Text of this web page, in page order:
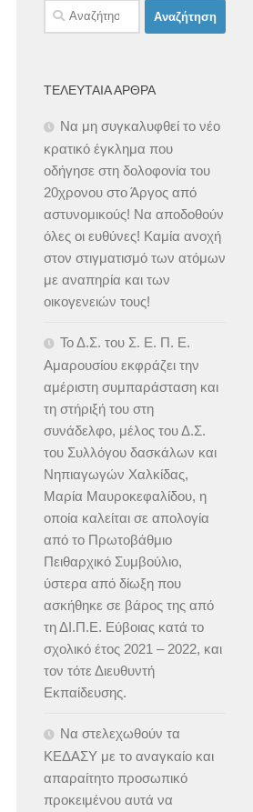
Αναζήτηση
για:
ΤΕΛΕΥΤΑΊΑ ΆΡΘΡΑ
Να μη συγκαλυφθεί το νέο
κρατικό έγκλημα που
οδήγησε στη δολοφονία του
20χρονου στο Άργος από
αστυνομικούς! Να αποδοθούν
όλες οι ευθύνες! Καμία ανοχή
στον στιγματισμό των ατόμων
με αναπηρία και των
οικογενειών τους!
Το Δ.Σ. του Σ. Ε. Π. Ε.
Αμαρουσίου εκφράζει την
αμέριστη συμπαράσταση και
τη στήριξή του στη
συνάδελφο, μέλος του Δ.Σ.
του Συλλόγου δασκάλων και
Νηπιαγωγών Χαλκίδας,
Μαρία Μαυροκεφαλίδου, η
οποία καλείται σε απολογία
από το Πρωτοβάθμιο
Πειθαρχικό Συμβούλιο,
ύστερα από δίωξη που
ασκήθηκε σε βάρος της από
τη ΔΙ.Π.Ε. Εύβοιας κατά το
σχολικό έτος 2021 – 2022, και
τον τότε Διευθυντή
Εκπαίδευσης.
Να στελεχωθούν τα
ΚΕΔΑΣΥ με το αναγκαίο και
απαραίτητο προσωπικό
προκειμένου αυτά να